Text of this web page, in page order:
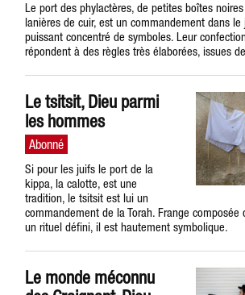
Le port des phylactères, de petites boîtes
lanières de cuir, est un commandement dans
puissant concentré de symboles. Leur
répondent à des règles très élaborées, issues
Le tsitsit, Dieu parmi
les hommes
Si pour les juifs le port de la
kippa, la calotte, est une
tradition, le tsitsit est lui un
commandement de la Torah. Frange composée
un rituel défini, il est hautement symbolique.
Le monde méconnu